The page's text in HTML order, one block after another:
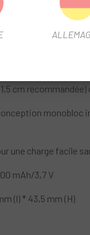
50 lux) des
lumens pour
cm recommandée)
monobloc
une charge facile
mAh/3,7 V
(l) * 43,5 mm (H)